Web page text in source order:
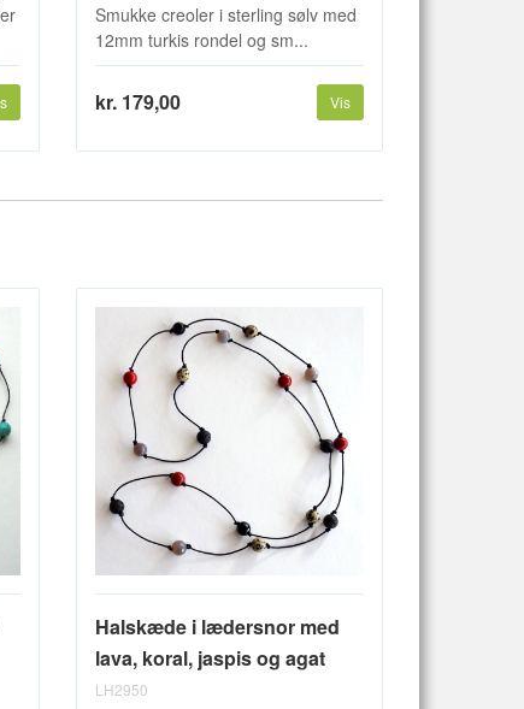
Smukke creoler i sterling sølv med
12mm turkis rondel og sm...
kr. 179,00 Vis
Halskæde i lædersnor med
lava, koral, jaspis og agat
LH2950